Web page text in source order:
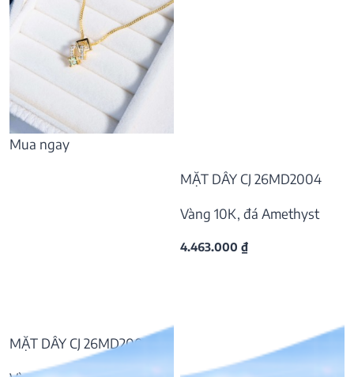
Mua ngay
MẶT DÂY CJ 26MD2004
MẶT DÂY CJ 26MD2004
Vàng 10K, đá Amethyst
4.463.000 ₫